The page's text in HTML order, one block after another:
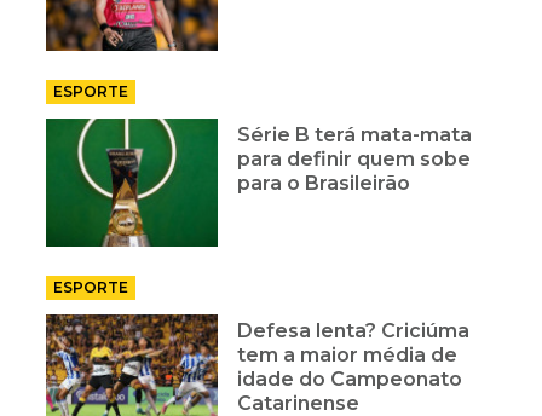
ESPORTE
Série B terá mata-mata
para definir quem sobe
para o Brasileirão
ESPORTE
Defesa lenta? Criciúma
tem a maior média de
idade do Campeonato
Catarinense